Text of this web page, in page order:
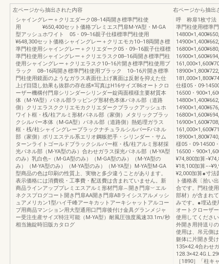
左ページから抽出された内容
シャイングレー＋クリエダーク08--14両開き標準門柱使
用 ¥650,400セット価格プレミエス門扉M-YA型・M-GA
型アッシュホワイト 05・09--16親子仕様標準門柱使用
¥648,300セット価格シャイングレー＋クリエモカ10--18両開き標
準門柱使用シャイングレー＋クリエダーク05・09--16親子仕様標
準門柱使用シャイングレー＋クリエラスク08--16両開き標準門柱
使用シャイングレー＋クリエラスク10--16片開き標準門柱使用ブ
ラック 08--16両開き標準門柱使用ブラック 10--16片開き標準
門柱使用鏡面のようなガラス表面仕上げ裏面は反射を抑えた仕
上げ目隠し効果も抜群の存在感※写真はH16サイズ86オートクロ
ーザー機構付門扉シリンダーシリンダー錠両面模様主要材質本
体（M-YA型）パネル部ラッピング形材色本体パネル部（道路
側）クリエラスククリエモカクリエダークブラックアッシュホ
ワイト框・桟/柱アルミ形材パネル部（家側）メタリックブラッ
クシルバー本体（M-GA型）パネル部（道路側）熱処理ガラス
框・桟/柱シャイングレーブラックナチュラルシルバーFパネル
部（家側）ポリエステル系エリオ鋼板把手・シリンダー・サム
ターンライトゴールドブラックシルバー框・桟/柱アルミ形材採
光パネル部（M-YA型のみ）合わせガラス採光パネル部（M-YA型
のみ）乳白色−（M-GA型のみ）（M-GA型のみ）（M-YA型の
み）（M-YA型のみ）（M-YA型のみ）（M-YA型）M-YA型M-GA
型商品の色は印刷の性質上、実物と多少違うことがあります。
表示価格には消費税・工事費・配送費は含まれていません。新
商品ラインアッププレミエスアルミ形材門扉︵開き門扉︶エル
ネクスプログコート開き門扉AA開き門扉ABライシスアルメッシ
ュアメリカン1型ハイ千峰アーキカットアーキシャットアルコー
ブ用商品マンション用大型通用口門扉後付け金具グランメジャ
ー受注生産サイズ特注可能（M-YA型）耐風圧強度風速33.1m/秒
相当施錠時旧版カタログ
右ページから抽出
呼 称扉1枚寸法
準門柱使用標準
仕様05・09-
16500・
様05・09-14500
16500・
¥74,800加算
¥18,100加算
¥2,000加算●寸
ト価格表〔拾い
合です。門柱使
部材）が含まれ
みです。●埋込使
オートクローザ
使用してくださ
外開き用持送り
使用は、吊元側
躯体に片開き受
135×42.4合わせ
［1890］「柱キ